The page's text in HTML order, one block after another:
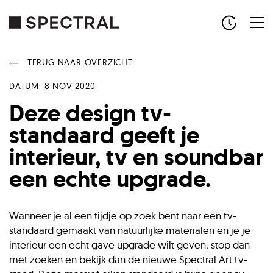
TERUG NAAR OVERZICHT
DATUM: 8 NOV 2020
Deze design tv-
standaard geeft je
interieur, tv en soundbar
een echte upgrade.
Wanneer je al een tijdje op zoek bent naar een tv-
standaard gemaakt van natuurlijke materialen en je je
interieur een echt gave upgrade wilt geven, stop dan
met zoeken en bekijk dan de nieuwe Spectral Art tv-